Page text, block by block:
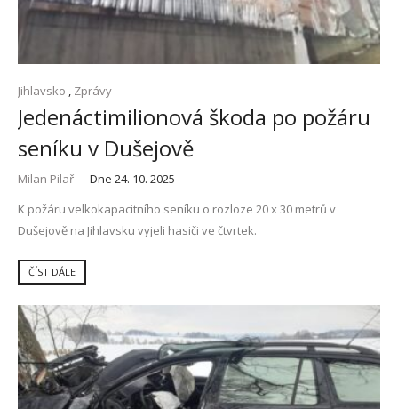
Jihlavsko Zprávy
Jedenáctimilionová škoda po požáru
seníku v Dušejově
Milan Pilař - Dne 24. 10. 2025
K požáru velkokapacitního seníku o rozloze 20 x 30 metrů v
Dušejově na Jihlavsku vyjeli hasiči ve čtvrtek.
ČÍST DÁLE